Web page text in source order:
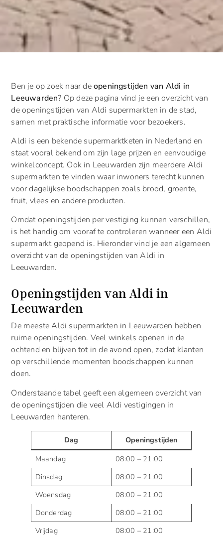
Ben je op zoek naar deopeningstijden van Aldi in
Leeuwarden? Op deze pagina vind je een overzicht van
de openingstijden van Aldi supermarkten in de stad,
samen met praktische informatie voor bezoekers.
Aldi is een bekende supermarktketen in Nederland en
staat vooral bekend om zijn lage prijzen en eenvoudige
winkelconcept. Ook in Leeuwarden zijn meerdere Aldi
supermarkten te vinden waar inwoners terecht kunnen
voor dagelijkse boodschappen zoals brood, groente,
fruit, vlees en andere producten.
Omdat openingstijden per vestiging kunnen verschillen,
is het handig om vooraf te controleren wanneer een Aldi
supermarkt geopend is. Hieronder vind je een algemeen
overzicht van de openingstijden van Aldi in
Leeuwarden.
Openingstijden van Aldi in
Leeuwarden
De meeste Aldi supermarkten in Leeuwarden hebben
ruime openingstijden. Veel winkels openen in de
ochtend en blijven tot in de avond open, zodat klanten
op verschillende momenten boodschappen kunnen
doen.
Onderstaande tabel geeft een algemeen overzicht van
de openingstijden die veel Aldi vestigingen in
Leeuwarden hanteren.
Dag
Openingstijden
Maandag
08:00 – 21:00
Dinsdag
08:00 – 21:00
Woensdag
08:00 – 21:00
Donderdag
08:00 – 21:00
Vrijdag
08:00 – 21:00